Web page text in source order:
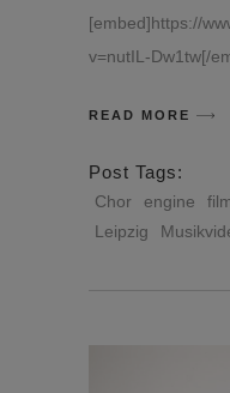
[embed]https://
v=nutIL-Dw1tw[/
READ MORE
Post Tags:
Chor engine
Leipzig